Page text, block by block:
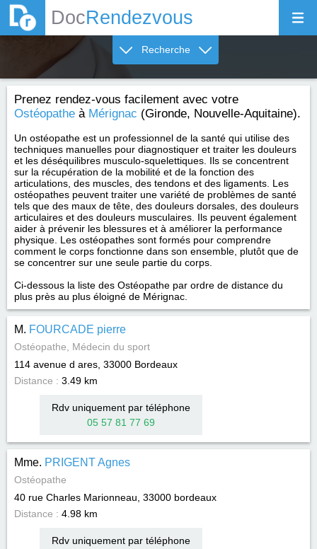
DocRendezvous
Recherche
Prenez rendez-vous facilement avec votre
Ostéopathe à Mérignac (Gironde, Nouvelle-Aquitaine).
Un ostéopathe est un professionnel de la santé qui utilise des
techniques manuelles pour diagnostiquer et traiter les douleurs
et les déséquilibres musculo-squelettiques. Ils se concentrent
sur la récupération de la mobilité et de la fonction des
articulations, des muscles, des tendons et des ligaments. Les
ostéopathes peuvent traiter une variété de problèmes de santé
tels que des maux de tête, des douleurs dorsales, des douleurs
articulaires et des douleurs musculaires. Ils peuvent également
aider à prévenir les blessures et à améliorer la performance
physique. Les ostéopathes sont formés pour comprendre
comment le corps fonctionne dans son ensemble, plutôt que de
se concentrer sur une seule partie du corps.
Ci-dessous la liste des Ostéopathe par ordre de distance du
plus près au plus éloigné de Mérignac.
M. FOURCADE pierre
Ostéopathe, Médecin du sport
114 avenue d ares, 33000 Bordeaux
Distance : 3.49 km
Rdv uniquement par téléphone
05 57 81 77 69
Mme. PRIGENT Agnes
Ostéopathe
40 rue Charles Marionneau, 33000 bordeaux
Distance : 4.98 km
Rdv uniquement par téléphone